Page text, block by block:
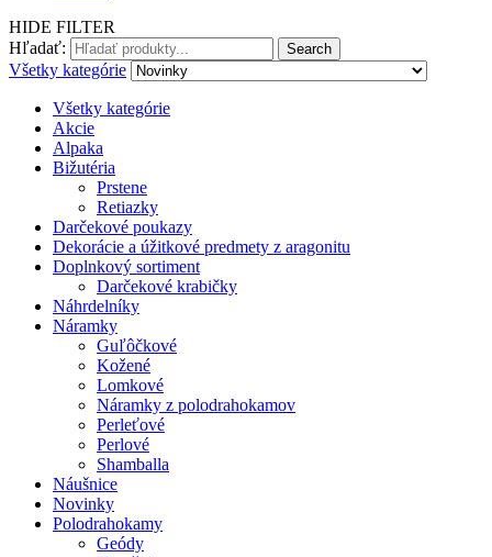
HIDE FILTER
Hľadať:
Search
Všetky kategórie
Všetky kategórie
Akcie
Alpaka
Bižutéria
Prstene
Retiazky
Darčekové poukazy
Dekorácie a úžitkové predmety z aragonitu
Doplnkový sortiment
Darčekové krabičky
Náhrdelníky
Náramky
Guľôčkové
Kožené
Lomkové
Náramky z polodrahokamov
Perleťové
Perlové
Shamballa
Náušnice
Novinky
Polodrahokamy
Geódy